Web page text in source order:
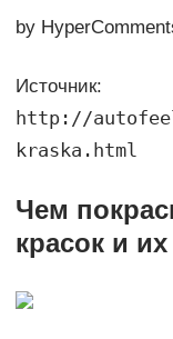
by
Источник:
http://
kraska.html
Чем
красок и